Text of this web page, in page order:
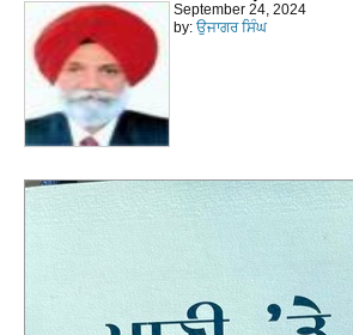
September 24, 2024
by: ਉਜਾਗਰ ਸਿੰਘ